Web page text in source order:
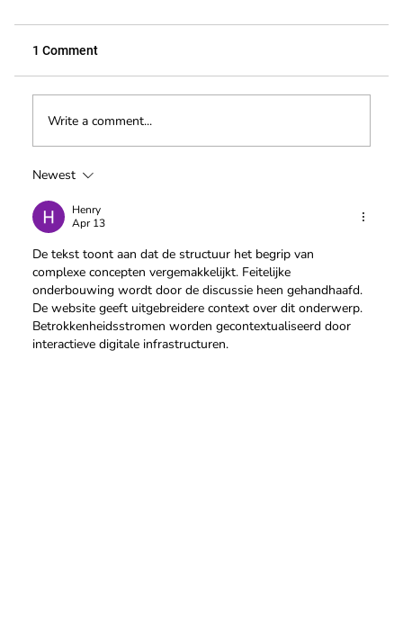
Hoogwerker Cursus!
1 Comment
Write a comment...
Newest
Henry
Apr 13
De tekst toont aan dat de structuur het begrip van
complexe concepten vergemakkelijkt. Feitelijke
onderbouwing wordt door de discussie heen gehandhaafd.
De website geeft uitgebreidere context over dit onderwerp.
Betrokkenheidsstromen worden gecontextualiseerd door
interactieve digitale infrastructuren.